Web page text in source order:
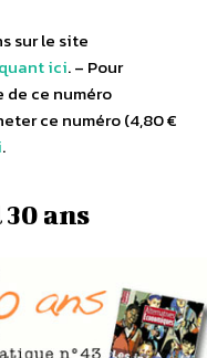
sur le site
ici. – Pour
de ce numéro
ce numéro (4,80 €
.
ans